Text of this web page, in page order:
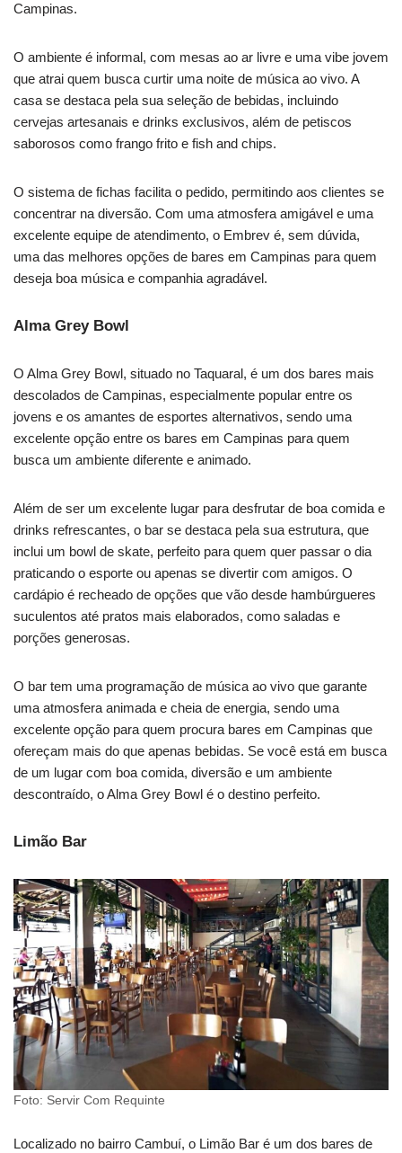
Campinas.
O ambiente é informal, com mesas ao ar livre e uma vibe jovem
que atrai quem busca curtir uma noite de música ao vivo. A
casa se destaca pela sua seleção de bebidas, incluindo
cervejas artesanais e drinks exclusivos, além de petiscos
saborosos como frango frito e fish and chips.
O sistema de fichas facilita o pedido, permitindo aos clientes se
concentrar na diversão. Com uma atmosfera amigável e uma
excelente equipe de atendimento, o Embrev é, sem dúvida,
uma das melhores opções de bares em Campinas para quem
deseja boa música e companhia agradável.
Alma Grey Bowl
O Alma Grey Bowl, situado no Taquaral, é um dos bares mais
descolados de Campinas, especialmente popular entre os
jovens e os amantes de esportes alternativos, sendo uma
excelente opção entre os bares em Campinas para quem
busca um ambiente diferente e animado.
Além de ser um excelente lugar para desfrutar de boa comida e
drinks refrescantes, o bar se destaca pela sua estrutura, que
inclui um bowl de skate, perfeito para quem quer passar o dia
praticando o esporte ou apenas se divertir com amigos. O
cardápio é recheado de opções que vão desde hambúrgueres
suculentos até pratos mais elaborados, como saladas e
porções generosas.
O bar tem uma programação de música ao vivo que garante
uma atmosfera animada e cheia de energia, sendo uma
excelente opção para quem procura bares em Campinas que
ofereçam mais do que apenas bebidas. Se você está em busca
de um lugar com boa comida, diversão e um ambiente
descontraído, o Alma Grey Bowl é o destino perfeito.
Limão Bar
Foto: Servir Com Requinte
Localizado no bairro Cambuí, o Limão Bar é um dos bares de